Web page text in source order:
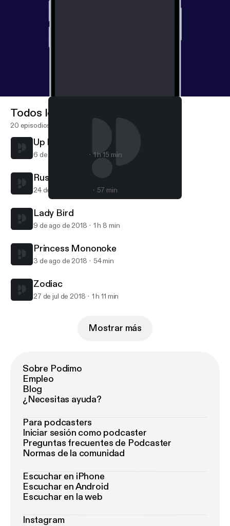
Popcorn Brothers Movie Club
Todos los episodios
20 episodios
Up In The Air
6 de sep de 2018 1 h 15 min
Rushmore
24 de ago de 2018 57 min
Lady Bird
9 de ago de 2018 1 h 8 min
Princess Mononoke
3 de ago de 2018 54 min
Zodiac
27 de jul de 2018 1 h 11 min
Mostrar más
Sobre Podimo
Empleo
Blog
¿Necesitas ayuda?
Para podcasters
Iniciar sesión como podcaster
Preguntas frecuentes de Podcaster
Normas de la comunidad
Escuchar en iPhone
Escuchar en Android
Escuchar en la web
Instagram